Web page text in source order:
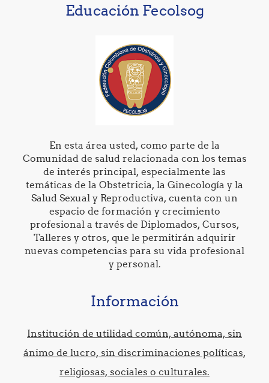
Educación Fecolsog
En esta área usted, como parte de la
Comunidad de salud relacionada con los temas
de interés principal, especialmente las
temáticas de la Obstetricia, la Ginecología y la
Salud Sexual y Reproductiva, cuenta con un
espacio de formación y crecimiento
profesional a través de Diplomados, Cursos,
Talleres y otros, que le permitirán adquirir
nuevas competencias para su vida profesional
y personal.
Información
Institución de utilidad común, autónoma, sin
ánimo de lucro, sin discriminaciones políticas,
religiosas, sociales o culturales.